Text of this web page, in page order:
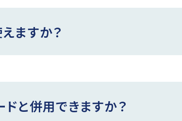
ますか？
と併用できますか？